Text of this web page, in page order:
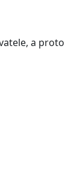
a proto